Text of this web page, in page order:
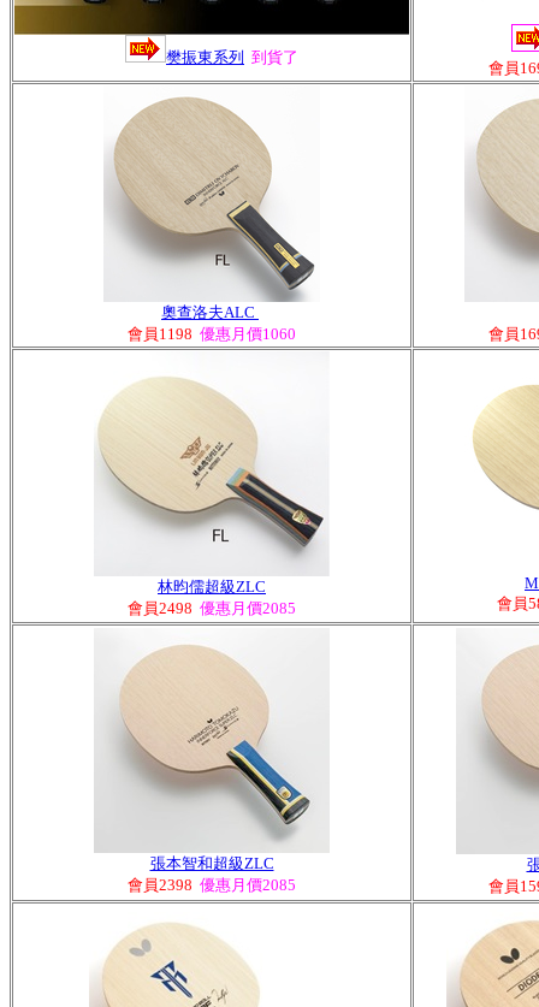
樊振東系列 到貨了
會員
奧查洛夫ALC
會員1198 優惠月價1060 會員
林昀儒超級ZLC
會員2498 優惠月價2085
會員
張本智和超級ZLC
會員2398 優惠月價2085
會員